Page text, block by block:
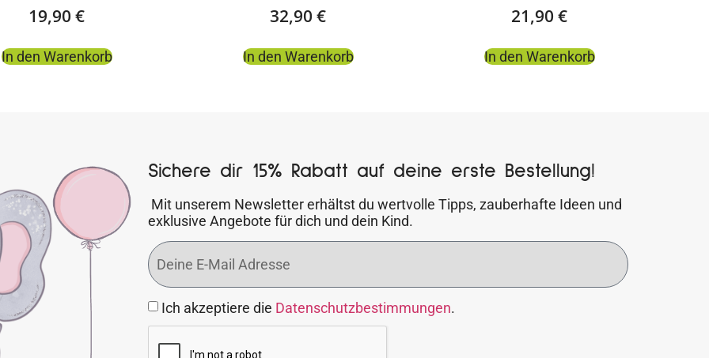
19,90 €
In den Warenkorb
32,90 €
In den Warenkorb
21,90 €
In den Warenkorb
Sichere dir 15% Rabatt auf deine erste Bestellung!
Mit unserem Newsletter erhältst du wertvolle Tipps, zauberhafte Ideen und
exklusive Angebote für dich und dein Kind.
Ich akzeptiere die Datenschutzbestimmungen.